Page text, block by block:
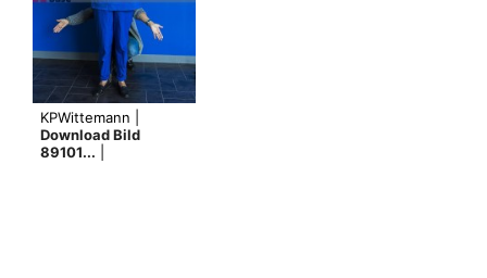
KPWittemann |
Download Bild
89101...